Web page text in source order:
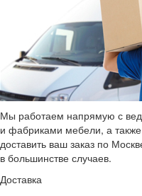
Мы работаем напрямую с
и фабриками мебели, а
доставить ваш заказ по
в большинстве случаев.
Доставка